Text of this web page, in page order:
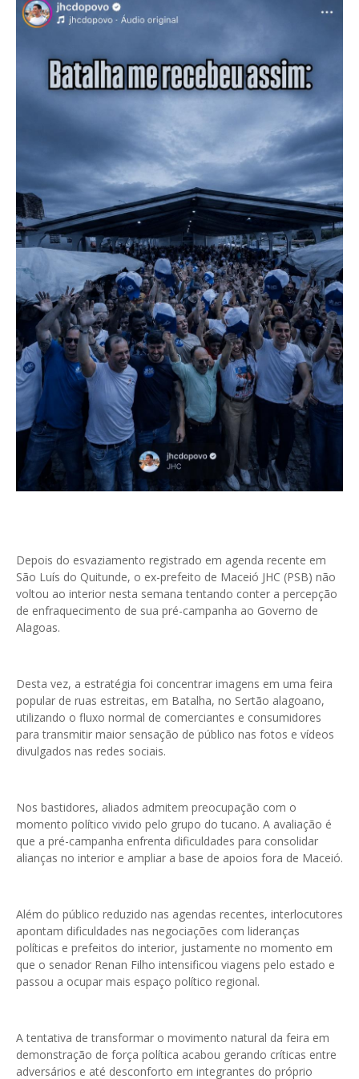
Depois do esvaziamento registrado em agenda recente em
São Luís do Quitunde, o ex-prefeito de Maceió JHC (PSB) não
voltou ao interior nesta semana tentando conter a percepção
de enfraquecimento de sua pré-campanha ao Governo de
Alagoas.
Desta vez, a estratégia foi concentrar imagens em uma feira
popular de ruas estreitas, em Batalha, no Sertão alagoano,
utilizando o fluxo normal de comerciantes e consumidores
para transmitir maior sensação de público nas fotos e vídeos
divulgados nas redes sociais.
Nos bastidores, aliados admitem preocupação com o
momento político vivido pelo grupo do tucano. A avaliação é
que a pré-campanha enfrenta dificuldades para consolidar
alianças no interior e ampliar a base de apoios fora de Maceió.
Além do público reduzido nas agendas recentes, interlocutores
apontam dificuldades nas negociações com lideranças
políticas e prefeitos do interior, justamente no momento em
que o senador Renan Filho intensificou viagens pelo estado e
passou a ocupar mais espaço político regional.
A tentativa de transformar o movimento natural da feira em
demonstração de força política acabou gerando críticas entre
adversários e até desconforto em integrantes do próprio